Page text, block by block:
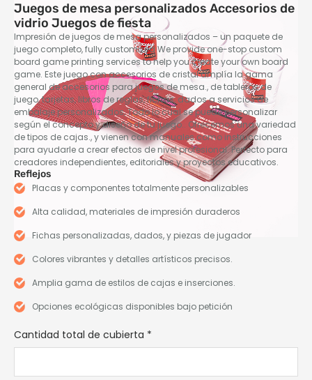
Juegos de mesa personalizados Accesorios de
vidrio Juegos de fiesta
Impresión de juegos de mesa personalizados – un paquete de
juego completo,fully customized We provide one-stop custom
board game printing services to help you create your own board
game. Este juego con accesorios de cristal amplía la gama
general de accesorios para juegos de mesa., de tableros de
juego, tarjetas, libros de reglas, fichas, dados a servicios de
embalaje personalizados, Todo lo cual se puede personalizar
según el concepto y diseño de tu juego.. Ofrecemos una variedad
de tipos de cajas., y vienen con manuales como instrucciones
para ayudarle a crear efectos de nivel profesional. Perfecto para
creadores independientes, editoriales y proyectos educativos.
Reflejos
Placas y componentes totalmente personalizables
Alta calidad, materiales de impresión duraderos
Fichas personalizadas, dados, y piezas de jugador
Colores vibrantes y detalles artísticos precisos.
Amplia gama de estilos de cajas e inserciones.
Opciones ecológicas disponibles bajo petición
Cantidad total de cubierta *